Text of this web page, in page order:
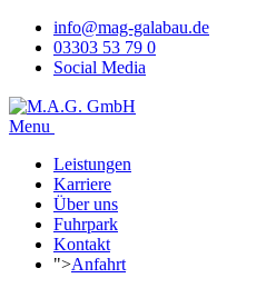
info@mag-galabau.de
03303 53 79 0
Social Media
Menu
Leistungen
Karriere
Über uns
Fuhrpark
Kontakt
">Anfahrt